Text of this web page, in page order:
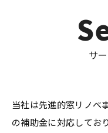
サ
当社は先進的窓リノベ
の補助金に対応してお